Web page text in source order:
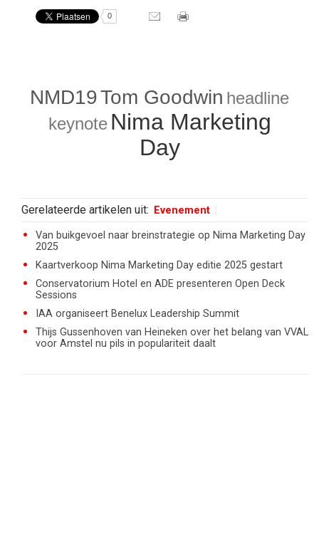
0
NMD19Tom Goodwin headline
keynote Nima Marketing
Day
Gerelateerde artikelen uit: Evenement
Van buikgevoel naar breinstrategie op Nima Marketing Day
2025
Kaartverkoop Nima Marketing Day editie 2025 gestart
Conservatorium Hotel en ADE presenteren Open Deck
Sessions
IAA organiseert Benelux Leadership Summit
Thijs Gussenhoven van Heineken over het belang van VVAL
voor Amstel nu pils in populariteit daalt